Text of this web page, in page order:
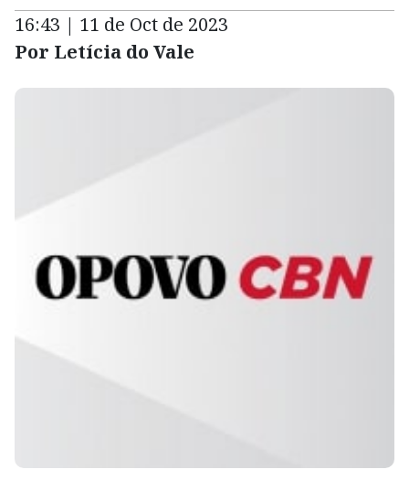
16:43 | 11 de Oct de 2023
Por Letícia do Vale